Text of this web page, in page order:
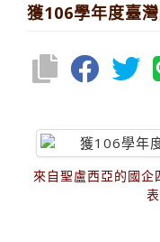
獲106學年度臺
來自聖盧西亞的國